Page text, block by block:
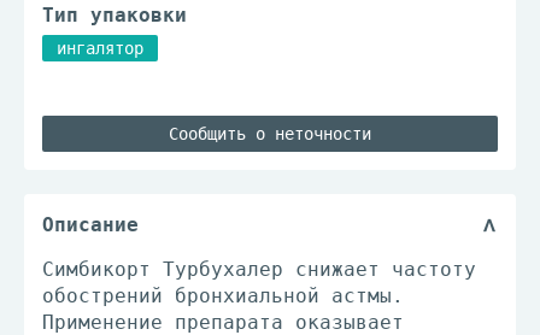
Тип упаковки
ингалятор
Сообщить о неточности
Описание
Симбикорт Турбухалер снижает частоту
обострений бронхиальной астмы.
Применение препарата оказывает